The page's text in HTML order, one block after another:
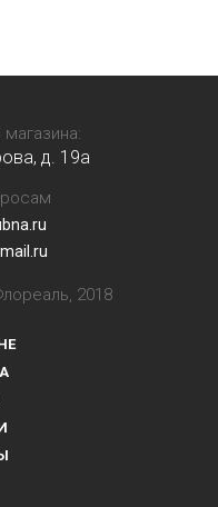
д. 19a
2018